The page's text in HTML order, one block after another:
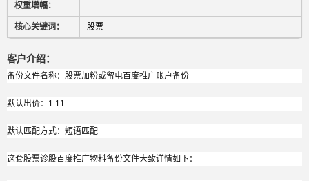
权重增幅：
核心关键词： 股票
客户介绍：
备份文件名称：股票加粉或留电百度推广账户备份
默认出价：1.11
默认匹配方式：短语匹配
这套股票诊股百度推广物料备份文件大致详情如下：